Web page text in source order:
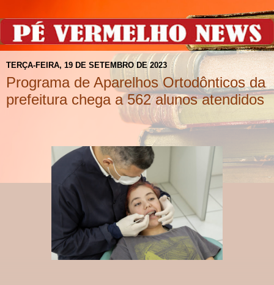
TERÇA-FEIRA, 19 DE SETEMBRO DE 2023
Programa de Aparelhos Ortodônticos da
prefeitura chega a 562 alunos atendidos